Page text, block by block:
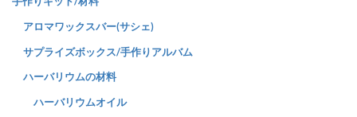
アロマワックスバー(サシェ)
サプライズボックス/手作りアルバム
ハーバリウムの材料
ハーバリウムオイル